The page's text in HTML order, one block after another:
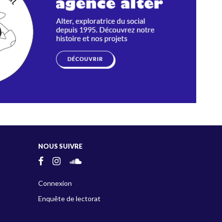
NOUS SUIVRE
Connexion
Enquête de lectorat